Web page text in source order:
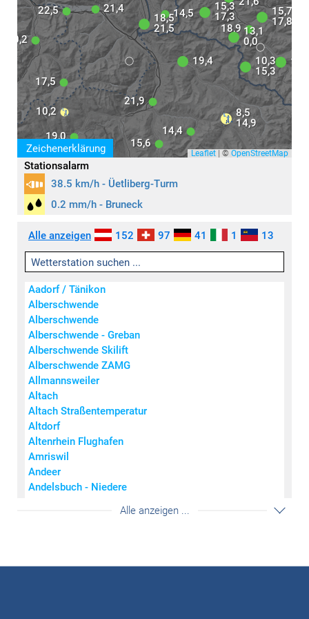
Zeichenerklärung
14,5
15,6
10,2
19,0
20,2
21,9
17,5
14,4
22,5
18,9
21,4
19,4
8,5
14,9
10,3
15,3
15,3
17,3
18,5
21,5
13,1
0,0
15,7
17,8
Leaflet © OpenStreetMap
Stationsalarm
38.5 km/h - Üetliberg-Turm
0.2 mm/h - Bruneck
Aktivität
keine / wenig
leicht
mäßig
sehr stark
extrem stark
Symbole
Wind(km/h)
< 7
7 - 14
15 - 27
45 - 73
Regen
15,1 - 60
Alle anzeigen 152 97 41 1 13
Aadorf / Tänikon
Alberschwende
Alberschwende
Alberschwende - Greban
Alberschwende Skilift
Alberschwende ZAMG
Allmannsweiler
Altach
Altach Straßentemperatur
Altdorf
Altenrhein Flughafen
Amriswil
Andeer
Andelsbuch - Niedere
Balingen-Bronnhaupten
Alle anzeigen ... Akkordeon auf-/